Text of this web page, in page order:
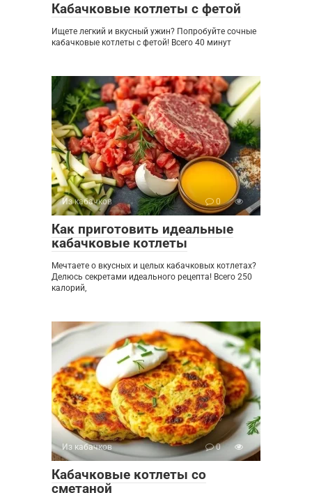
Кабачковые котлеты с фетой
Ищете легкий и вкусный ужин? Попробуйте сочные
кабачковые котлеты с фетой! Всего 40 минут
Из кабачков 0
Как приготовить идеальные
кабачковые котлеты
Мечтаете о вкусных и целых кабачковых котлетах?
Делюсь секретами идеального рецепта! Всего 250
калорий,
Из кабачков 0
Кабачковые котлеты со
сметаной